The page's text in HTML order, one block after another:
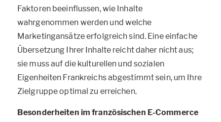
Faktoren beeinflussen, wie Inhalte
wahrgenommen werden und welche
Marketingansätze erfolgreich sind. Eine einfache
Übersetzung Ihrer Inhalte reicht daher nicht aus;
sie muss auf die kulturellen und sozialen
Eigenheiten Frankreichs abgestimmt sein, um Ihre
Zielgruppe optimal zu erreichen.
Besonderheiten im französischen E-Commerce